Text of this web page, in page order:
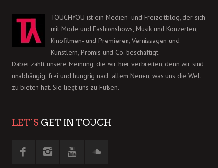
TOUCHYOU ist ein Medien- und Freizeitblog, der sich
mit Mode und Fashionshows, Musik und Konzerten,
Kinofilmen- und Premieren, Vernissagen und
Künstlern, Promis und Co. beschäftigt.
Dabei zählt unsere Meinung, die wir hier verbreiten, denn wir sind
unabhängig, frei und hungrig nach allem Neuen, was uns die Welt
zu bieten hat. Sie liegt uns zu Füßen.
LET´S GET IN TOUCH